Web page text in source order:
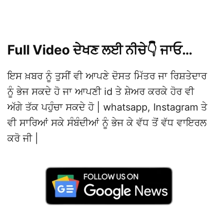
Full Video ਦੇਖਣ ਲਈ ਨੀਚੇ👇 ਜਾਓ…
ਇਸ ਖ਼ਬਰ ਨੂੰ ਤੁਸੀਂ ਵੀ ਆਪਣੇ ਦੋਸਤ ਮਿੱਤਰ ਜਾ ਰਿਸ਼ਤੇਦਾਰ
ਨੂੰ ਭੇਜ ਸਕਦੇ ਹੋ ਜਾ ਆਪਣੀ id ਤੇ ਸ਼ੇਅਰ ਕਰਕੇ ਹੋਰ ਵੀ
ਅੱਗੇ ਤੱਕ ਪਹੁੰਚਾ ਸਕਦੇ ਹੋ | whatsapp, Instagram ਤੇ
ਵੀ ਸਾਰਿਆਂ ਸਕੇ ਸੰਬੰਦੀਆਂ ਨੂੰ ਭੇਜ ਕੇ ਵੱਧ ਤੋਂ ਵੱਧ ਵਾਇਰਲ
ਕਰੋ ਜੀ |